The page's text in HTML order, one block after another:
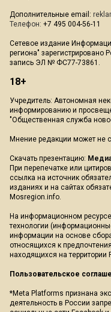
Дополнительные email:
Телефон: +7 495 004-56-11
Сетевое издание
региона" зарегистрировано
запись ЭЛ № ФС77-73861.
18+
Учредитель: Автономная
информированию и
"Общественная служба
Мнение редакции может не
Скачать презентацию:
При перепечатке или
ссылка на источник
изданиях и на сайтах
Mosregion.info.
На информационном
технологии
информации на основе
относящихся к
находящихся на
Пользовательское
*Meta Platforms признана
деятельность в России